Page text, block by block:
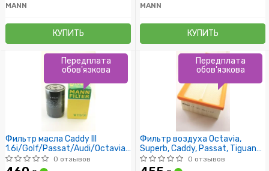
MANN
КУПИТЬ
MANN
КУПИТЬ
Фильтр масла Caddy III
1.6i/Golf/Passat/Audi/Octavia
(бензин
0 отзывов
Передплата
обов'язкова
Фильтр воздуха Octavia,
Superb, Caddy, Passat, Tiguan
2.0TDI, 1.6TDI, 1.9 TDI 2003-
0 отзывов
Передплата
обов'язкова